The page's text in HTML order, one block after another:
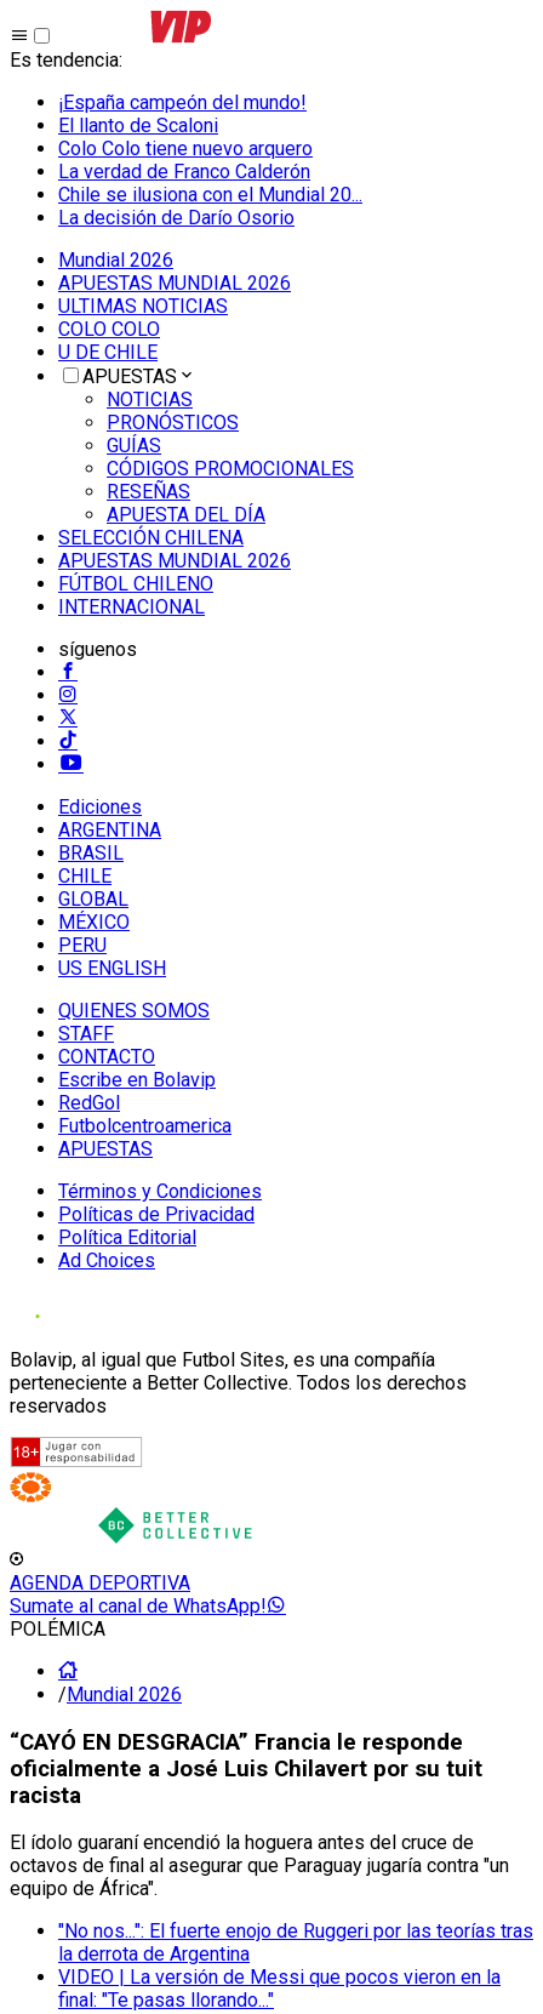
Es tendencia:
¡España campeón del mundo!
El llanto de Scaloni
Colo Colo tiene nuevo arquero
La verdad de Franco Calderón
Chile se ilusiona con el Mundial 20...
La decisión de Darío Osorio
Mundial 2026
APUESTAS MUNDIAL 2026
ULTIMAS NOTICIAS
COLO COLO
U DE CHILE
APUESTAS
NOTICIAS
PRONÓSTICOS
GUÍAS
CÓDIGOS PROMOCIONALES
RESEÑAS
APUESTA DEL DÍA
SELECCIÓN CHILENA
APUESTAS MUNDIAL 2026
FÚTBOL CHILENO
INTERNACIONAL
síguenos
Ediciones
ARGENTINA
BRASIL
CHILE
GLOBAL
MÉXICO
PERU
US ENGLISH
QUIENES SOMOS
STAFF
CONTACTO
Escribe en Bolavip
RedGol
Futbolcentroamerica
APUESTAS
Términos y Condiciones
Políticas de Privacidad
Política Editorial
Ad Choices
Bolavip, al igual que Futbol Sites, es una compañía
perteneciente a Better Collective. Todos los derechos
reservados
AGENDA DEPORTIVA
Sumate al canal de WhatsApp!
POLÉMICA
/Mundial 2026
“CAYÓ EN DESGRACIA” Francia le responde
oficialmente a José Luis Chilavert por su tuit
racista
El ídolo guaraní encendió la hoguera antes del cruce de
octavos de final al asegurar que Paraguay jugaría contra "un
equipo de África".
"No nos...": El fuerte enojo de Ruggeri por las teorías tras
la derrota de Argentina
VIDEO | La versión de Messi que pocos vieron en la
final: "Te pasas llorando..."